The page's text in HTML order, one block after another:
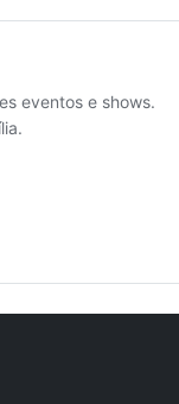
eventos e shows.